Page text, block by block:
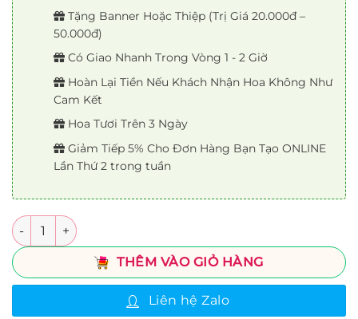
Tặng Banner Hoặc Thiệp (Trị Giá 20.000đ –
50.000đ)
Có Giao Nhanh Trong Vòng 1 - 2 Giờ
Hoàn Lại Tiền Nếu Khách Nhận Hoa Không Như
Cam Kết
Hoa Tươi Trên 3 Ngày
Giảm Tiếp 5% Cho Đơn Hàng Bạn Tạo ONLINE
Lần Thứ 2 trong tuần
Số lượng
THÊM VÀO GIỎ HÀNG
Liên hệ Zalo